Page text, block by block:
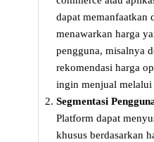
dapat memanfaatkan
menawarkan harga
pengguna, misalnya
rekomendasi harga
ingin menjual
Segmentasi
Platform dapat
khusus berdasarkan